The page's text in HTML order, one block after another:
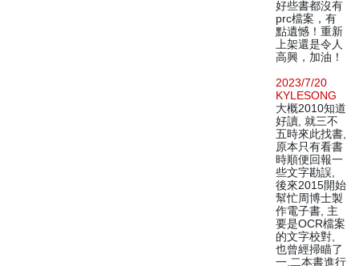
好些書都沒有
prc檔案，有
點遺憾！重新
上架還是令人
高興，加油！
2023/7/20
KYLESONG
大概2010知道
好讀, 就三不
五時來此找書,
原本只有看書
時順便回報一
些文字勘誤,
後來2015開始
幫忙周博士製
作電子書, 主
要是OCR檔案
的文字校對,
也曾經掃瞄了
一,二本書進行